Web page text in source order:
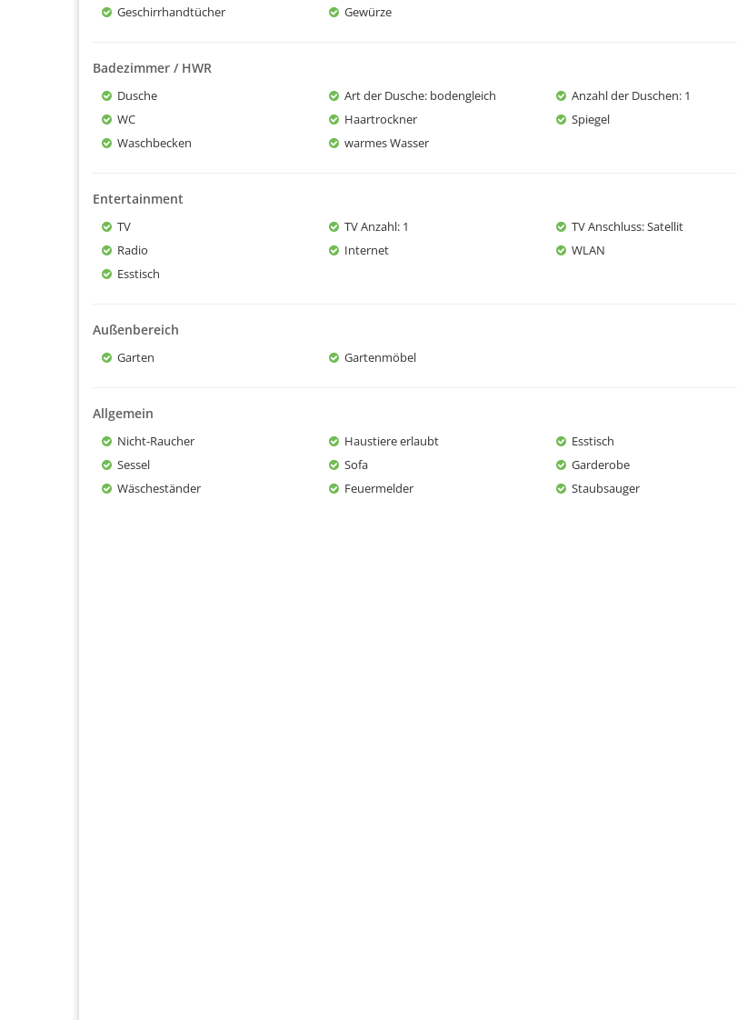
Geschirrhandtücher
Gewürze
Badezimmer / HWR
Dusche Art der Dusche: bodengleich Anzahl der Duschen: 1
WC
Haartrockner
Spiegel
Waschbecken
warmes Wasser
Entertainment
TV TV Anzahl: 1 TV Anschluss: Satellit
Radio
Internet
WLAN
Esstisch
Außenbereich
Garten Gartenmöbel
Allgemein
Nicht-Raucher Haustiere erlaubt
Esstisch
Sessel
Sofa
Garderobe
Wäscheständer
Feuermelder Staubsauger